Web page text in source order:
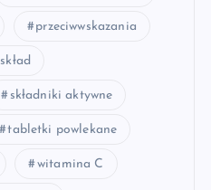
przeciwwskazania
skład
składniki aktywne
tabletki powlekane
witamina C